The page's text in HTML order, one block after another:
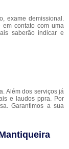
exame demissional.
em contato com uma
saberão indicar e
Além dos serviços já
e laudos ppra. Por
Garantimos a sua